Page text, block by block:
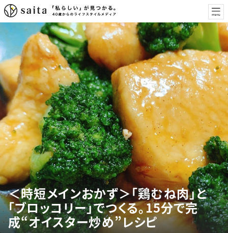
＜時短メインおかず＞「鶏むね肉」と
「ブロッコリー」でつくる。15分で完
成“オイスター炒め”レシピ